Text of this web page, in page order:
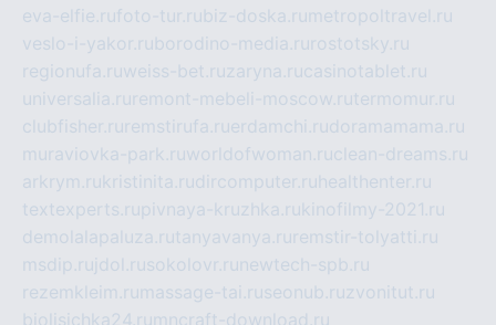
eva-elfie.rufoto-tur.rubiz-doska.ru metropoltravel.ru
veslo-i-yakor.ruborodino-media.ru rostotsky.ru
regionufa.ruweiss-bet.ruzaryna.rucasinotablet.ru
universalia.ru remont-mebeli-moscow.rutermomur.ru
clubfisher.ru remstirufa.ruerdamchi.rudoramamama.ru
muraviovka-park.ruworldofwoman.ruclean-dreams.ru
arkrym.rukristinita.rudircomputer.ru healthenter.ru
textexperts.rupivnaya-kruzhka.rukinofilmy-2021.ru
demolalapaluza.rutanyavanya.ru remstir-tolyatti.ru
msdip.ru jdol.rusokolovr.ru newtech-spb.ru
rezemkleim.ru massage-tai.ruseonub.ruzvonitut.ru
biolisichka24.ru mncraft-download.ru